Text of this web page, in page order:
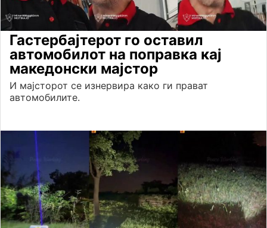
Гастербајтерот го оставил
автомобилот на поправка кај
македонски мајстор
И мајсторот се изнервира како ги прават
автомобилите.